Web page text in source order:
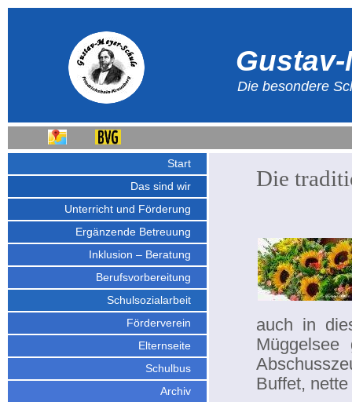
Start
Das sind wir
Unterricht und Förderung
Ergänzende Betreuung
Inklusion – Beratung
Berufsvorbereitung
Schulsozialarbeit
Förderverein
Elternseite
Schulbus
Archiv
Die besondere
Die
auch in
Buffet,